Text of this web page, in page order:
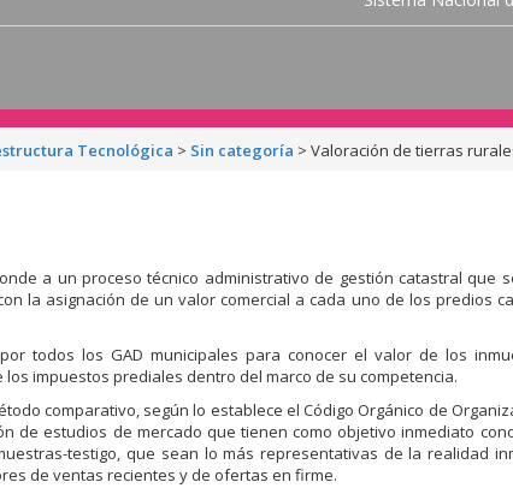
Tecnológica > Sin categoría >Valoración de tierras
a un proceso técnico administrativo de gestión catastral que
la asignación de un valor comercial a cada uno de los predios
todos los GAD municipales para conocer el valor de los
impuestos prediales dentro del marco de su competencia.
comparativo, según lo establece el Código Orgánico de
de estudios de mercado que tienen como objetivo inmediato
testigo, que sean lo más representativas de la realidad
de ventas recientes y de ofertas en firme.